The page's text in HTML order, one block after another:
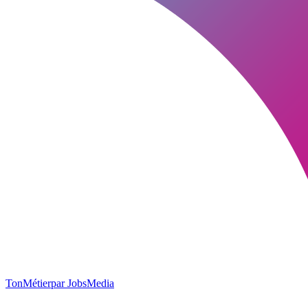
TonMétierpar JobsMedia